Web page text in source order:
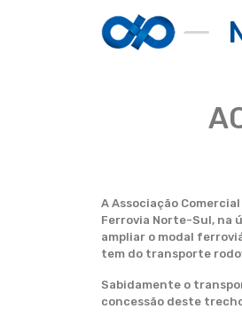
A Associação
Ferrovia Norte-Sul, na
ampliar o modal
tem do transporte
Sabidamente o
concessão deste